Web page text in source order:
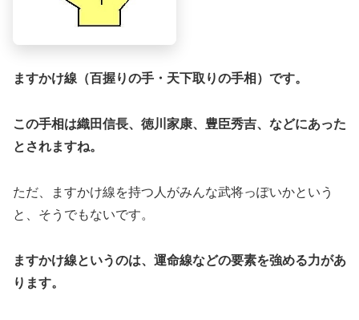
ますかけ線（百握りの手・天下取りの手相）です。
この手相は織田信長、徳川家康、豊臣秀吉、などにあった
とされますね。
ただ、ますかけ線を持つ人がみんな武将っぽいかという
と、そうでもないです。
ますかけ線というのは、運命線などの要素を強める力があ
ります。